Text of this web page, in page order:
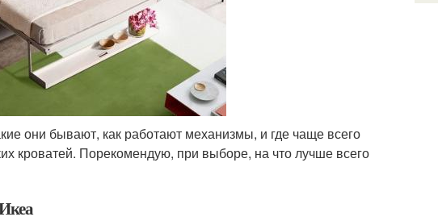
они бывают, как работают механизмы, и где чаще всего
кроватей. Порекомендую, при выборе, на что лучше всего